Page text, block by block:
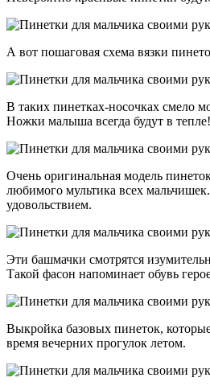
А вот пошаговая схема вязки
В таких пинетках-носочках смело
Ножки малыша всегда будут в тепле!
Очень оригинальная модель
любимого мультика всех
удовольствием.
Эти башмачки смотрятся
Такой фасон напоминает обувь
Выкройка базовых пинеток,
время вечерних прогулок летом.